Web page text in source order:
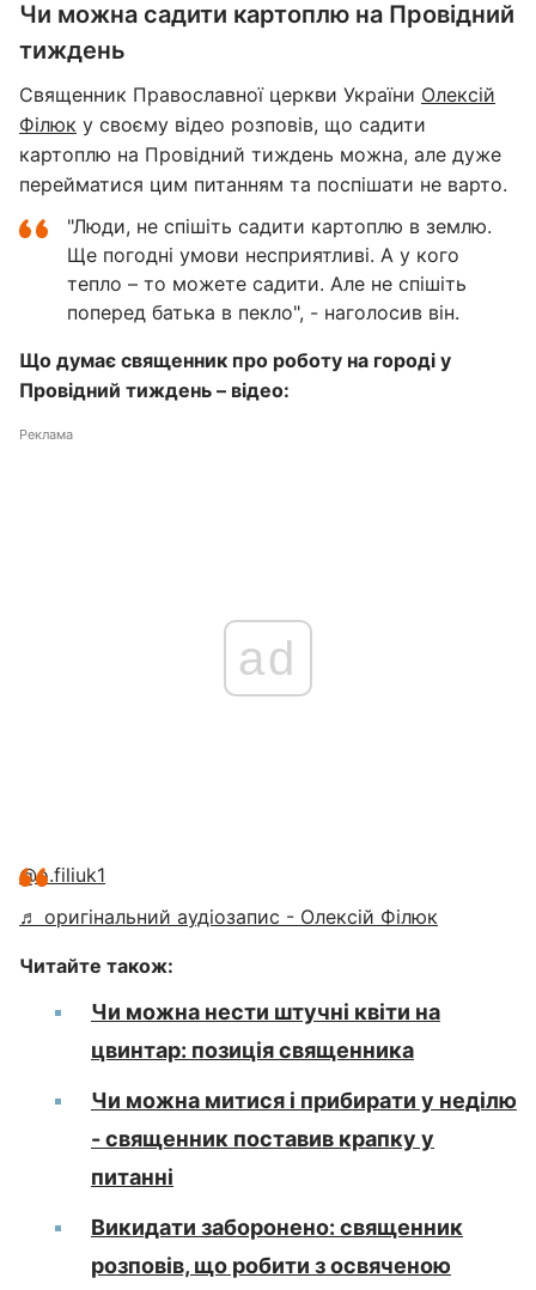
Чи можна садити картоплю на Провідний
тиждень
Священник Православної церкви України Олексій
Філюк у своєму відео розповів, що садити
картоплю на Провідний тиждень можна, але дуже
перейматися цим питанням та поспішати не варто.
"Люди, не спішіть садити картоплю в землю.
Ще погодні умови несприятливі. А у кого
тепло – то можете садити. Але не спішіть
поперед батька в пекло", - наголосив він.
Що думає священник про роботу на городі у
Провідний тиждень – відео:
Реклама
ad
@o.filiuk1
♬ оригінальний аудіозапис - Олексій Філюк
Читайте також:
Чи можна нести штучні квіти на
цвинтар: позиція священника
Чи можна митися і прибирати у неділю
- священник поставив крапку у
питанні
Викидати заборонено: священник
розповів, що робити з освяченою